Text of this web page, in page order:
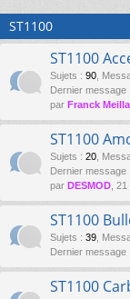
ST1100
ST1100
Sujets : 90
Dernier message :
par Franck
ST1100
Sujets : 20
Dernier message :
par DESMOD ,
ST1100
Sujets : 39
Dernier message :
ST1100